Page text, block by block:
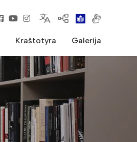
Kraštotyra Galerija